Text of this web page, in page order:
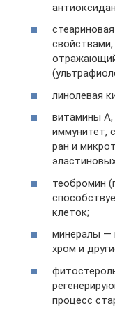
отражающий
линолевая
витамины А,
иммунитет,
ран и
теобромин
клеток;
минералы —
хром и
процесс